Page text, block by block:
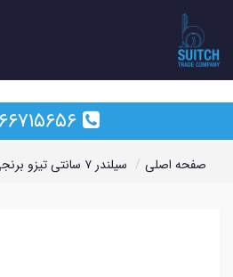
محتوای
اصلی
صفحه اصلی سیلندر ۷ سانتی تیزو برنجی